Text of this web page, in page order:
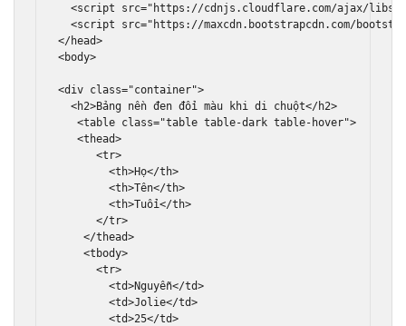
<script
src="https://cdnjs.cloudflare.com/ajax/libs/
<script
src="https://maxcdn.bootstrapcdn.com/
</head>
<body>
<div class="container">
<h2>Bảng nền đen đổi màu khi di chuột</h2>
<table class="table table-dark table-hover">
<thead>
<tr>
<th>Họ</th>
<th>Tên</th>
<th>Tuổi</th>
</tr>
</thead>
<tbody>
<tr>
<td>Nguyễn</td>
<td>Jolie</td>
<td>25</td>